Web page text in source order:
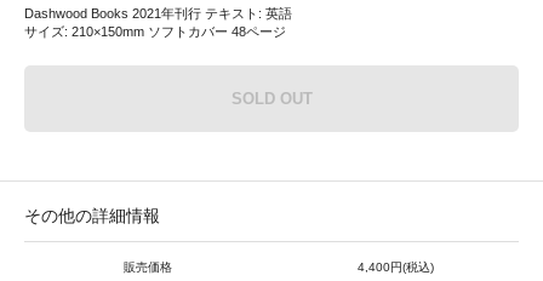
Dashwood Books 2021年刊行 テキスト: 英語
サイズ: 210×150mm ソフトカバー 48ページ
SOLD OUT
その他の詳細情報
販売価格 4,400円(税込)